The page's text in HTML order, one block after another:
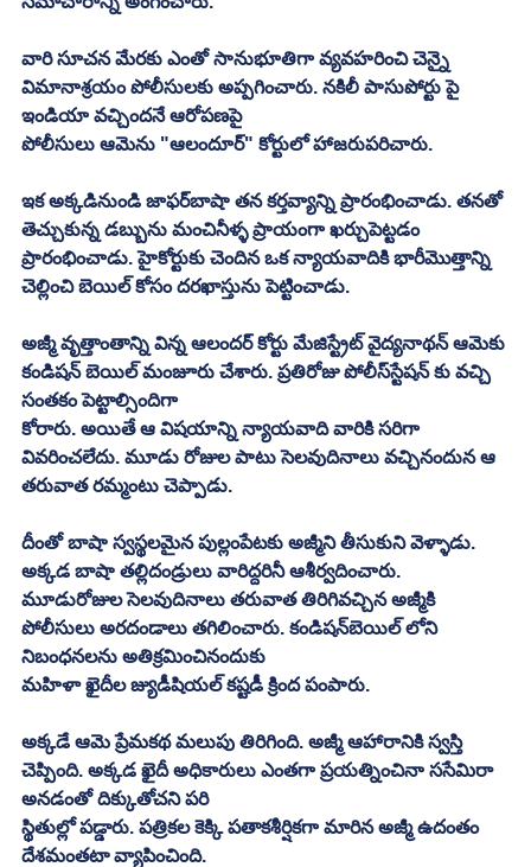
వారి సూచన మేరకు ఎంతో సానుభూతిగా వ్యవహరించి చెన్నై
విమానాశ్రయం పోలీసులకు అప్పగించారు. నకిలీ పాసుపోర్టు పై
ఇండియా వచ్చిందనే ఆరోపణపై
పోలీసులు ఆమెను "ఆలందూర్‌" కోర్టులో హాజరుపరిచారు.
ఇక అక్కడినుండి జాఫర్‌బాషా తన కర్తవ్యాన్ని ప్రారంభించాడు. తనతో
తెచ్చుకున్న డబ్బును మంచినీళ్ళ ప్రాయంగా ఖర్చుపెట్టడం
ప్రారంభించాడు. హైకోర్టుకు చెందిన ఒక న్యాయవాదికి భారీమొత్తాన్ని
చెల్లించి బెయిల్‌ కోసం దరఖాస్తును పెట్టించాడు.
అజ్మీ వృత్తాంతాన్ని విన్న ఆలందర్‌ కోర్టు మేజిస్ట్రేట్‌ వైద్యనాథన్‌ ఆమెకు
కండిషన్‌ బెయిల్‌ మంజూరు చేశారు. ప్రతిరోజు పోలీస్‌స్టేషన్‌ కు వచ్చి
సంతకం పెట్టాల్సిందిగా
కోరారు. అయితే ఆ విషయాన్ని న్యాయవాది వారికి సరిగా
వివరించలేదు. మూడు రోజుల పాటు సెలవుదినాలు వచ్చినందున ఆ
తరువాత రమ్మంటు చెప్పాడు.
దీంతో బాషా స్వస్థలమైన పుల్లంపేటకు అజ్మీని తీసుకుని వెళ్ళాడు.
అక్కడ బాషా తల్లిదండ్రులు వారిద్దరినీ ఆశీర్వదించారు.
మూడురోజుల సెలవుదినాలు తరువాత తిరిగివచ్చిన అజ్మీకి
పోలీసులు అరదండాలు తగిలించారు. కండిషన్‌బెయిల్‌ లోని
నిబంధనలను అతిక్రమించినందుకు
మహిళా ఖైదీల జ్యుడీషియల్‌ కష్టడీ క్రింద పంపారు.
అక్కడే ఆమె ప్రేమకథ మలుపు తిరిగింది. అజ్మీ ఆహారానికి స్వస్తి
చెప్పింది. అక్కడ ఖైదీ అధికారులు ఎంతగా ప్రయత్నించినా ససేమిరా
అనడంతో దిక్కుతోచని పరి
స్థితుల్లో పడ్డారు. పత్రికల కెక్కి పతాకశీర్షికగా మారిన అజ్మీ ఉదంతం
దేశమంతటా వ్యాపించింది.